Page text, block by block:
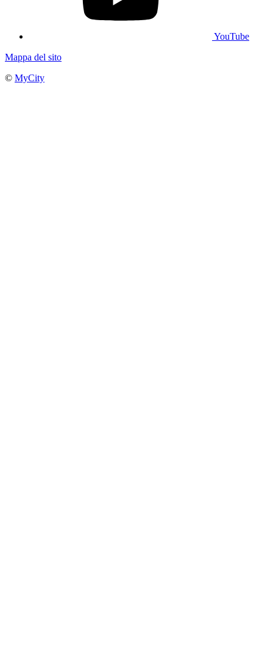
YouTube
Mappa del sito
© MyCity